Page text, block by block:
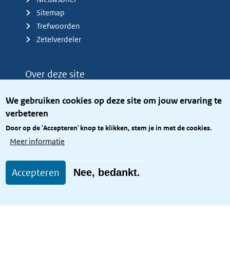
We gebruiken cookies op deze site om jouw ervaring te
verbeteren
Door op de 'Accepteren' knop te klikken, stem je in met de cookies.
Meer informatie
Accepteren Nee, bedankt.
Sitemap
Trefwoorden
Zetelverdeler
Over deze site
Privacy
Toegang site openbaar
Toegankelijkheid